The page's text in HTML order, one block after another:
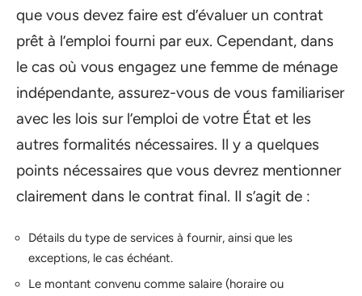
que vous devez faire est d’évaluer un contrat
prêt à l’emploi fourni par eux. Cependant, dans
le cas où vous engagez une femme de ménage
indépendante, assurez-vous de vous familiariser
avec les lois sur l’emploi de votre État et les
autres formalités nécessaires. Il y a quelques
points nécessaires que vous devrez mentionner
clairement dans le contrat final. Il s’agit de :
Détails du type de services à fournir, ainsi que les
exceptions, le cas échéant.
Le montant convenu comme salaire (horaire ou